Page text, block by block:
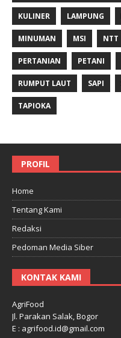
KULINER LAMPUNG
MINUMAN MSI NTT
PERTANIAN PETANI
RUMPUT LAUT SAPI
TAPIOKA
PROFIL
Home
Tentang Kami
Redaksi
Pedoman Media Siber
KONTAK KAMI
AgriFood
Jl. Parakan Salak, Bogor
E : agrifood.id@gmail.com